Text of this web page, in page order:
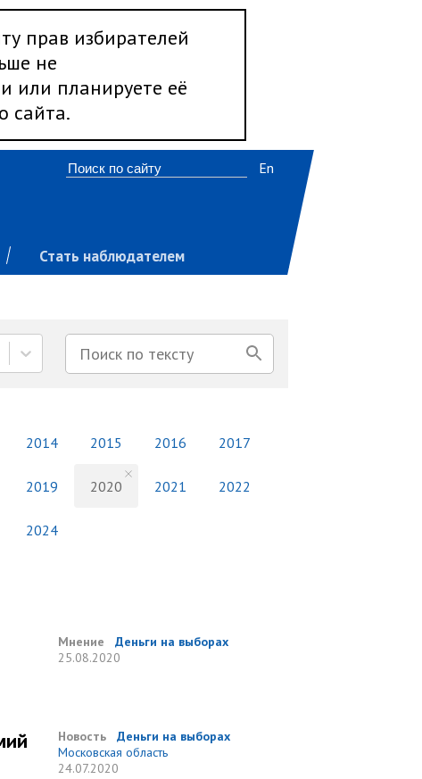
прав избирателей
не
или планируете её
сайта.
Стать наблюдателем
En
2014 2015 2016 2017
2019 2020 2021 2022
2024
Мнение
Деньги на выборах
25.08.2020
Новость
Деньги на выборах
Московская область
24.07.2020